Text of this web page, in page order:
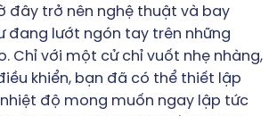
đây trở nên nghệ thuật và bay
đang lướt ngón tay trên những
Chỉ với một cử chỉ vuốt nhẹ nhàng,
khiển, bạn đã có thể thiết lập
độ mong muốn ngay lập tức